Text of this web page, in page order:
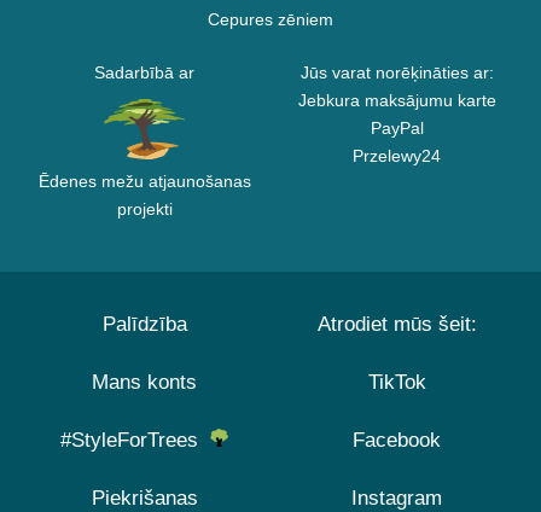
Cepures zēniem
Sadarbībā ar
Ēdenes mežu atjaunošanas
projekti
Jūs varat norēķināties ar:
Jebkura maksājumu karte
PayPal
Przelewy24
Palīdzība
Mans konts
#StyleForTrees
Piekrišanas
Atrodiet mūs šeit:
TikTok
Facebook
Instagram